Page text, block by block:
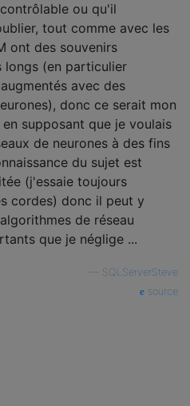
ou qu'il
tout comme avec les
ont des souvenirs
longs (en particulier
avec des
donc ce serait mon
supposant que je voulais
de neurones à des fins
du sujet est
(j'essaie toujours
cordes) donc il peut y
de réseau
que je néglige ...
SQLServerSteve
source